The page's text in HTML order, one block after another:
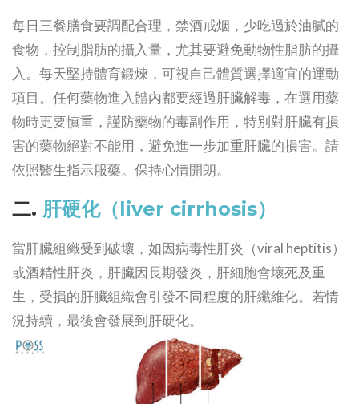
每日三餐膳食要調配合理，禁酒戒烟，少吃過於油膩的
食物，控制脂肪的攝入量，尤其要避免動物性脂肪的攝
入。每天堅持體育鍛煉，可視自己體質選擇適宜的運動
項目。任何藥物進入體內都要經過肝臟解毒，在選用藥
物時更要慎重，謹防藥物的毒副作用，特別對肝臟有損
害的藥物絕對不能用，避免進一步加重肝臟的損害。請
依照醫生指示服藥。保持心情開朗。
二. 肝硬化（liver cirrhosis）
當肝臟組織受到破壞，如因病毒性肝炎（viral heptitis）
或酒精性肝炎，肝臟因長期發炎，肝細胞會壞死及重
生，受損的肝臟組織會引發不同程度的肝纖維化。若情
況持續，最後會發展到肝硬化。